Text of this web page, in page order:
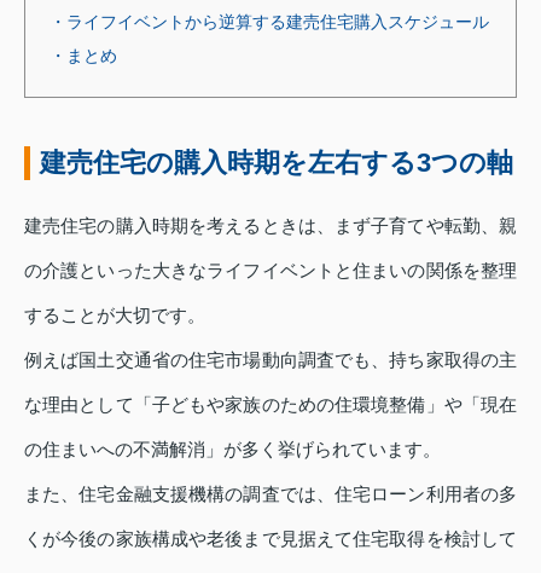
・ライフイベントから逆算する建売住宅購入スケジュール
・まとめ
建売住宅の購入時期を左右する3つの軸
建売住宅の購入時期を考えるときは、まず子育てや転勤、親
の介護といった大きなライフイベントと住まいの関係を整理
することが大切です。
例えば国土交通省の住宅市場動向調査でも、持ち家取得の主
な理由として「子どもや家族のための住環境整備」や「現在
の住まいへの不満解消」が多く挙げられています。
また、住宅金融支援機構の調査では、住宅ローン利用者の多
くが今後の家族構成や老後まで見据えて住宅取得を検討して